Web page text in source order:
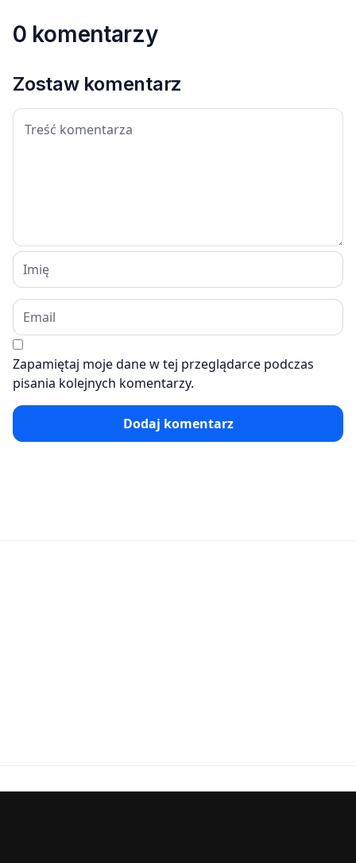
0 komentarzy
Zostaw komentarz
Zapamiętaj moje dane w tej przeglądarce podczas
pisania kolejnych komentarzy.
Dodaj komentarz